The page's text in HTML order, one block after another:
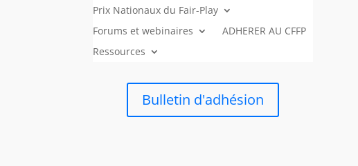
Prix Nationaux du Fair-Play
Forums et webinaires
ADHERER AU CFFP
Ressources
Bulletin d'adhésion